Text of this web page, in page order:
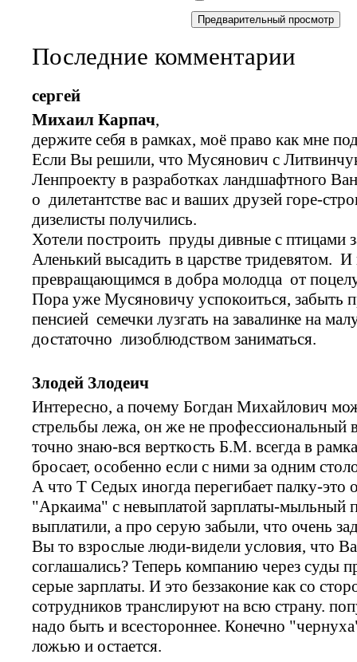
-
-
Последние комментарии
сергей
Михаил Карпач,
держите себя в рамках, моё право как мне
Если Вы решили, что Мусянович с
Ленпроекту в разработках ландшафтного
о дилетантстве вас и ваших друзей горе-
дизелисты получились.
Хотели построить пруды дивные с птицами
Аленький высадить в царстве тридевятом.
превращающимся в добра молодца от
Пора уже Мусяновичу успокоиться, забыть
пенсией семечки лузгать на завалинке на
достаточно лизоблюдством заниматься.
Злодей Злодеич
Интересно, а почему Богдан Михайлович
стрельбы лежа, он же не профессиональный
точно знаю-вся верткость Б.М. всегда в
бросает, особенно если с ними за одним
А что Т Седых иногда перегибает палку-это
"Аркаима" с невыплатой зарплаты-мыльный
выплатили, а про серую забыли, что очень
Вы то взрослые люди-видели условия, что
соглашались? Теперь компанию через суды
серые зарплаты. И это беззаконие как со
сотрудников транслируют на всю страну.
надо быть и всестороннее. Конечно
ложью и остается.